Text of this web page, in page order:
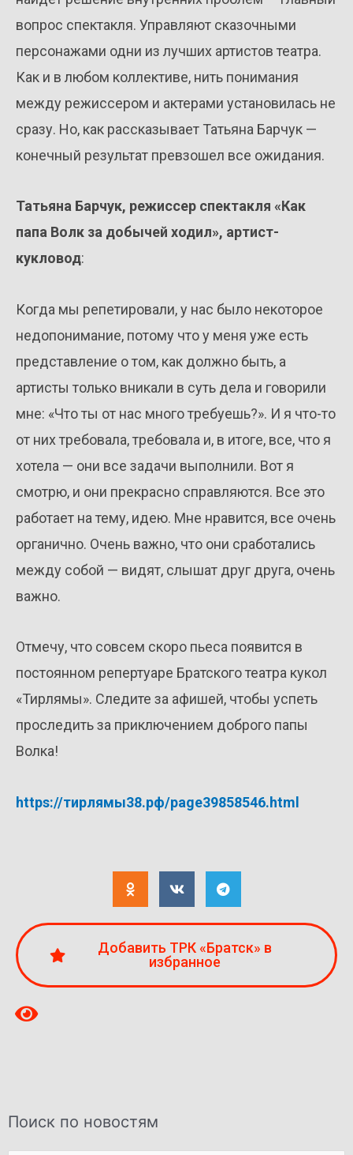
вопрос спектакля. Управляют сказочными
персонажами одни из лучших артистов театра.
Как и в любом коллективе, нить понимания
между режиссером и актерами установилась не
сразу. Но, как рассказывает Татьяна Барчук —
конечный результат превзошел все ожидания.
Татьяна Барчук, режиссер спектакля «Как
папа Волк за добычей ходил», артист-
кукловод:
Когда мы репетировали, у нас было некоторое
недопонимание, потому что у меня уже есть
представление о том, как должно быть, а
артисты только вникали в суть дела и говорили
мне: «Что ты от нас много требуешь?». И я что-то
от них требовала, требовала и, в итоге, все, что я
хотела — они все задачи выполнили. Вот я
смотрю, и они прекрасно справляются. Все это
работает на тему, идею. Мне нравится, все очень
органично. Очень важно, что они сработались
между собой — видят, слышат друг друга, очень
важно.
Отмечу, что совсем скоро пьеса появится в
постоянном репертуаре Братского театра кукол
«Тирлямы». Следите за афишей, чтобы успеть
проследить за приключением доброго папы
Волка!
https://тирлямы38.рф/page39858546.html
Добавить ТРК «Братск» в
избранное
Поиск по новостям